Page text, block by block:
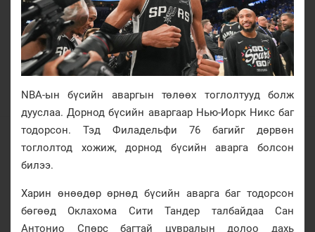
NBA-ын бүсийн аваргын төлөөх тоглолтууд болж
дууслаа. Дорнод бүсийн аваргаар Нью-Иорк Никс баг
тодорсон. Тэд Филадельфи 76 багийг дөрвөн
тоглолтод хожиж, дорнод бүсийн аварга болсон
билээ.
Харин өнөөдөр өрнөд бүсийн аварга баг тодорсон
бөгөөд Оклахома Сити Тандер талбайдаа Сан
Антонио Спөрс багтай цувралын долоо дахь